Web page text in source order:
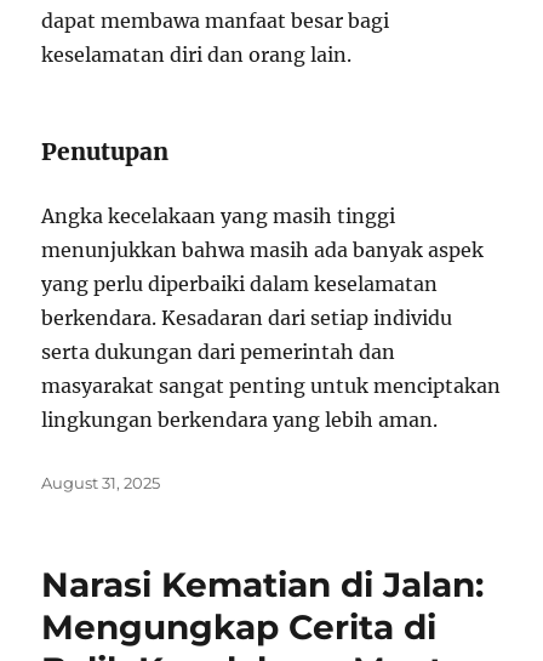
dapat membawa manfaat besar bagi
keselamatan diri dan orang lain.
Penutupan
Angka kecelakaan yang masih tinggi
menunjukkan bahwa masih ada banyak aspek
yang perlu diperbaiki dalam keselamatan
berkendara. Kesadaran dari setiap individu
serta dukungan dari pemerintah dan
masyarakat sangat penting untuk menciptakan
lingkungan berkendara yang lebih aman.
Posted
August 31, 2025
Narasi Kematian di Jalan:
Mengungkap Cerita di